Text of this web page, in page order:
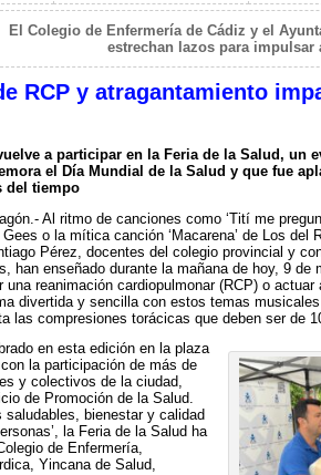
El Colegio de Enfermería de Cádiz y el
estrechan lazos para impulsar
RCP y atragantamiento
a participar en la Feria de la Salud, un
el Día Mundial de la Salud y que fue
del tiempo
Al ritmo de canciones como ‘Tití me
Gees o la mítica canción ‘Macarena’ de Los del
Pérez, docentes del colegio provincial y
han enseñado durante la mañana de hoy, 9 de
reanimación cardiopulmonar (RCP) o actuar
divertida y sencilla con estos temas
las compresiones torácicas que deben ser de
en esta edición en la plaza
la participación de más de
y colectivos de la ciudad,
de Promoción de la Salud.
saludables, bienestar y calidad
la Feria de la Salud ha
de Enfermería,
Yincana de Salud,